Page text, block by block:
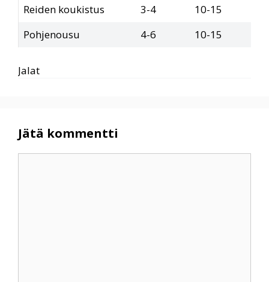
Reiden koukistus
3-4
10-15
Pohjenousu
4-6 10-15
Jalat
Jätä kommentti